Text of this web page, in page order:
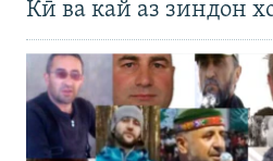
Кӣ ва кай аз зиндон